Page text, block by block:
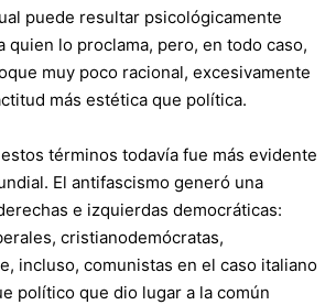
puede resultar psicológicamente
quien lo proclama, pero, en todo caso,
muy poco racional, excesivamente
más estética que política.
términos todavía fue más evidente
El antifascismo generó una
e izquierdas democráticas:
cristianodemócratas,
incluso, comunistas en el caso italiano
político que dio lugar a la común